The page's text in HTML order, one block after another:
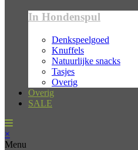
In Hondenspul
Denkspeelgoed
Knuffels
Natuurlijke snacks
Tasjes
Overig
Overig
SALE
×
Menu